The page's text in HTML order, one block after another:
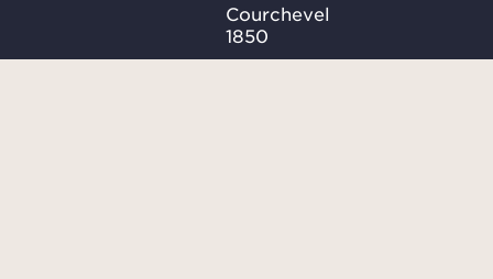
Courchevel
1850
Méribel